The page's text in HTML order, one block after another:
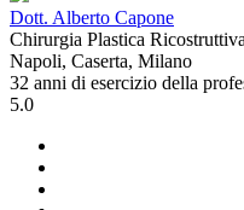
Dott. Alberto Capone
Chirurgia Plastica
Napoli, Caserta, Milano
32 anni di esercizio della
5.0